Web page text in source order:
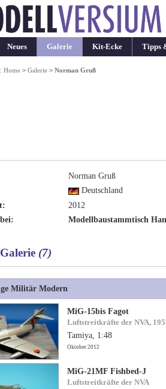
Neues Galerie Kit-Ecke Tipps
Home> Galerie> Norman Gruß
Norman Gruß
Deutschland
2012
Modellbaustammtisch
(7)
Militär Modern
MiG-15bis Fagot
Luftstreitkräfte der NVA,
Tamiya, 1:48
Oktober 2012
MiG-21MF Fishbed-J
Luftstreitkräfte der NVA